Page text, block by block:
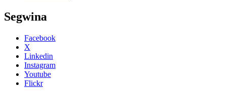
Segwina
Facebook
X
Linkedin
Instagram
Youtube
Flickr